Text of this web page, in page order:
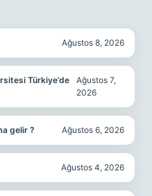
Ağustos 8, 2026
Türkiye’de
Ağustos 7,
2026
gelir ? Ağustos 6, 2026
Ağustos 4, 2026